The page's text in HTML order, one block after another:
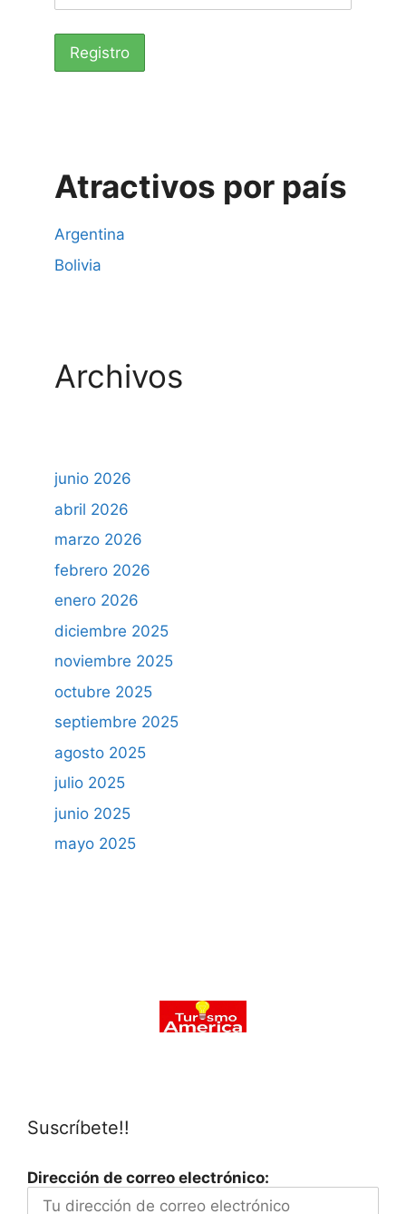
Atractivos por país
Argentina
Bolivia
Archivos
junio 2026
abril 2026
marzo 2026
febrero 2026
enero 2026
diciembre 2025
noviembre 2025
octubre 2025
septiembre 2025
agosto 2025
julio 2025
junio 2025
mayo 2025
Suscríbete!!
Dirección de correo electrónico: